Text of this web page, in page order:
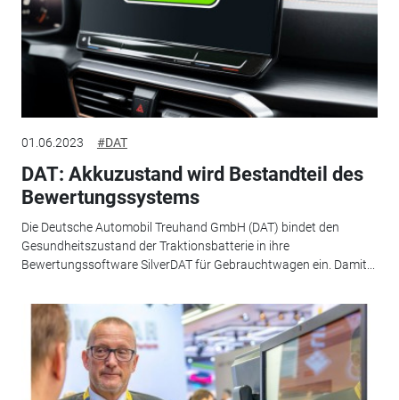
01.06.2023 #DAT
DAT: Akkuzustand wird Bestandteil des
Bewertungssystems
Die Deutsche Automobil Treuhand GmbH (DAT) bindet den
Gesundheitszustand der Traktionsbatterie in ihre
Bewertungssoftware SilverDAT für Gebrauchtwagen ein. Damit...